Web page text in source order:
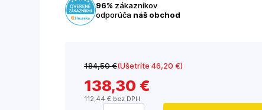
96% zákazníkov
odporúča náš obchod
184,50 €(Ušetríte 46,20 €)
138,30 €
112,44 € bez DPH